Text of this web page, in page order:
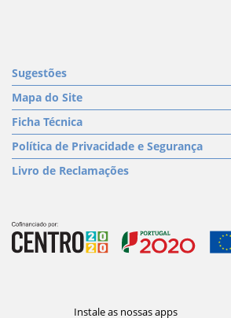
Sugestões
Mapa do Site
Ficha Técnica
Política de Privacidade e Segurança
Livro de Reclamações